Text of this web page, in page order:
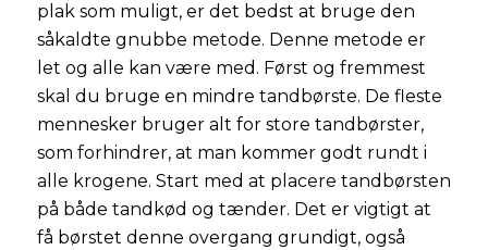
plak som muligt, er det bedst at bruge den
såkaldte gnubbe metode. Denne metode er
let og alle kan være med. Først og fremmest
skal du bruge en mindre tandbørste. De fleste
mennesker bruger alt for store tandbørster,
som forhindrer, at man kommer godt rundt i
alle krogene. Start med at placere tandbørsten
på både tandkød og tænder. Det er vigtigt at
få børstet denne overgang grundigt, også